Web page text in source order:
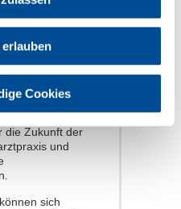
Cookies
Ein
am
dem FOCUS-
Präsident Dr.
die Zukunft der
und
sich